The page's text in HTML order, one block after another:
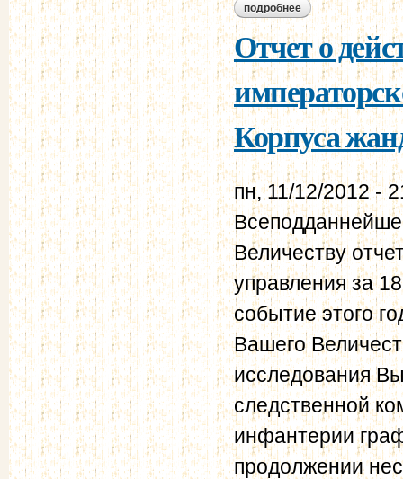
подробнее о отчет о
за 1869 год.
Отчет о
Корпуса
пн, 11/12/2012 -
Величеству
управления за
событие этого
Вашего
исследования
следственной
инфантерии
продолжении